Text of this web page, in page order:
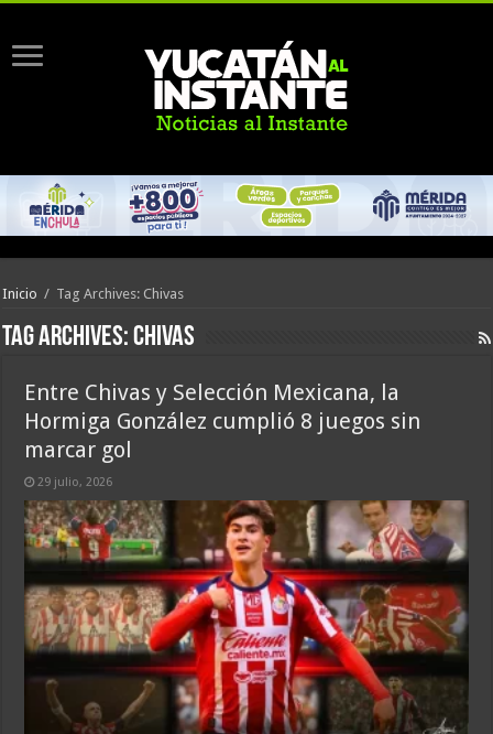
Inicio / Tag Archives: Chivas
Tag Archives:Chivas
Entre Chivas y Selección Mexicana, la
Hormiga González cumplió 8 juegos sin
marcar gol
29 julio, 2026